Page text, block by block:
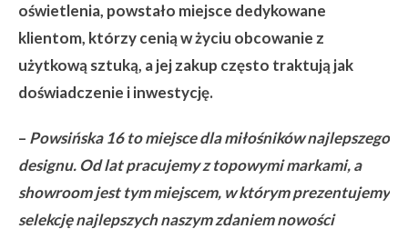
oświetlenia, powstało miejsce dedykowane
klientom, którzy cenią w życiu obcowanie z
użytkową sztuką, a jej zakup często traktują jak
doświadczenie i inwestycję.
– Powsińska 16 to miejsce dla miłośników najlepszego
designu. Od lat pracujemy z topowymi markami, a
showroom jest tym miejscem, w którym prezentujemy
selekcję najlepszych naszym zdaniem nowości